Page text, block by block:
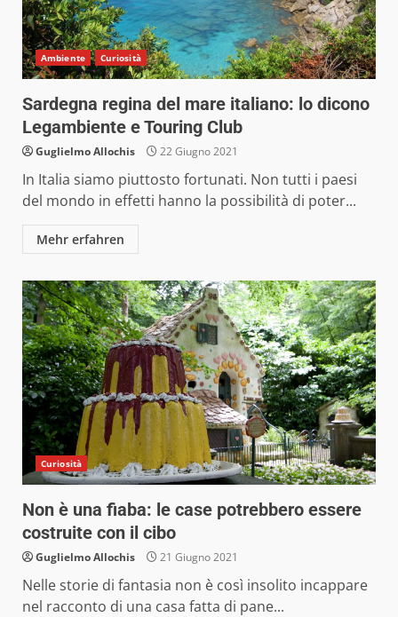
Ambiente Curiosità
Sardegna regina del mare italiano: lo dicono
Legambiente e Touring Club
Guglielmo Allochis 22 Giugno 2021
In Italia siamo piuttosto fortunati. Non tutti i paesi
del mondo in effetti hanno la possibilità di poter...
Mehr erfahren
Curiosità
Non è una fiaba: le case potrebbero essere
costruite con il cibo
Guglielmo Allochis 21 Giugno 2021
Nelle storie di fantasia non è così insolito incappare
nel racconto di una casa fatta di pane...